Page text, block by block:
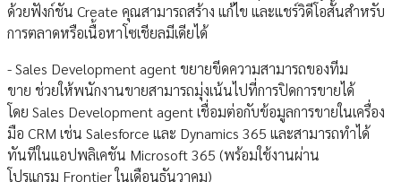
ด้วยฟังก์ชัน Create คุณสามารถสร้าง แก้ไข และแชร์วิดีโอสั้นสำหรับ
การตลาดหรือเนื้อหาโซเชียลมีเดียได้
- Sales Development agent ขยายขีดความสามารถของทีม
ขาย ช่วยให้พนักงานขายสามารถมุ่งเน้นไปที่การปิดการขายได้
โดย Sales Development agent เชื่อมต่อกับข้อมูลการขายในเครื่อง
มือ CRM เช่น Salesforce และ Dynamics 365 และสามารถทำได้
ทันทีในแอปพลิเคชัน Microsoft 365 (พร้อมใช้งานผ่าน
โปรแกรม Frontier ในเดือนธันวาคม)